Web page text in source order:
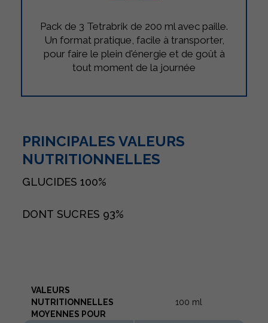
Pack de 3 Tetrabrik de 200 ml avec paille.
Un format pratique, facile à transporter,
pour faire le plein d'énergie et de goût à
tout moment de la journée
PRINCIPALES VALEURS
NUTRITIONNELLES
GLUCIDES 100%
DONT SUCRES 93%
VALEURS
NUTRITIONNELLES
MOYENNES POUR
100 ml